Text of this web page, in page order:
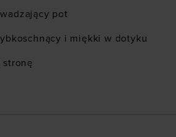
pot
i miękki w dotyku
stronę